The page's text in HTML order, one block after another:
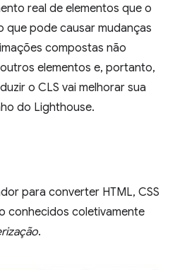
real de elementos que o
que pode causar mudanças
compostas não
elementos e, portanto,
o CLS vai melhorar sua
do Lighthouse.
para converter HTML, CSS
conhecidos coletivamente
.